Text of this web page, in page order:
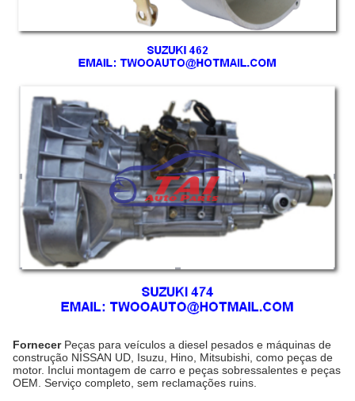
Fornecer Peças para veículos a diesel pesados e máquinas de
construção NISSAN UD, Isuzu, Hino, Mitsubishi, como peças de
motor. Inclui montagem de carro e peças sobressalentes e peças
OEM. Serviço completo, sem reclamações ruins.